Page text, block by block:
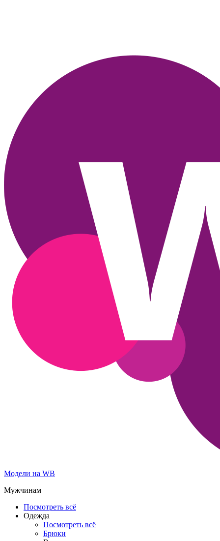
Модели на WB
Мужчинам
Посмотреть всё
Одежда
Посмотреть всё
Брюки